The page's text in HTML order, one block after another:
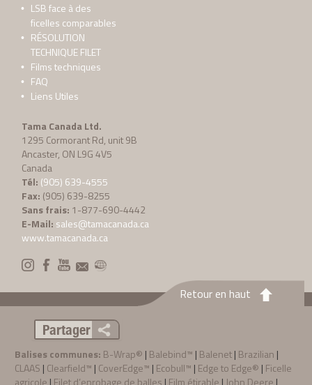
LSB face à des
ficelles comparables
RÉSOLUTION
TECHNIQUE FILET
Films techniques
FAQ
Liens Utiles
Tama Canada Ltd.
1295 Cormorant Rd, unit 9B
Ancaster, ON L9G 4V5
Canada
Tél: (905) 639-4555
Fax: (905) 639-8255
Sans frais: 1-877-690-4442
E-Mail: sales@tamacanada.ca
www.tamacanada.ca
Retour en haut
Partager
Balises communes: B-Wrap® | Balebind™ | Balenet| Brazilian |
CLAAS | Clearfield™ | CoverEdge™ | Ecobull™ | Edge to Edge® | Ficelle
agricole | Filet d’enrobage de balles | Film étirable | John Deere |